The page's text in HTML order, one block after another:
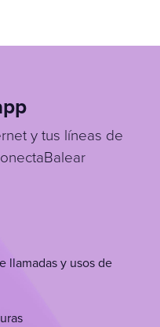
y tus líneas de
llamadas y usos de